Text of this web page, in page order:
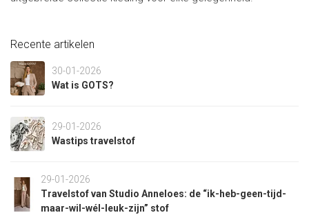
Recente artikelen
30-01-2026
Wat is GOTS?
29-01-2026
Wastips travelstof
29-01-2026
Travelstof van Studio Anneloes: de “ik-heb-geen-tijd-
maar-wil-wél-leuk-zijn” stof